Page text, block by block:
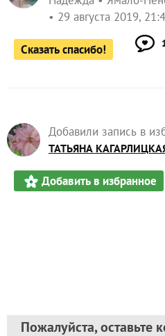
29 августа 2019,
Сказать спасибо!
Добавили запись в
ТАТЬЯНА
Добавить в избранное
Пожалуйста, оставьте